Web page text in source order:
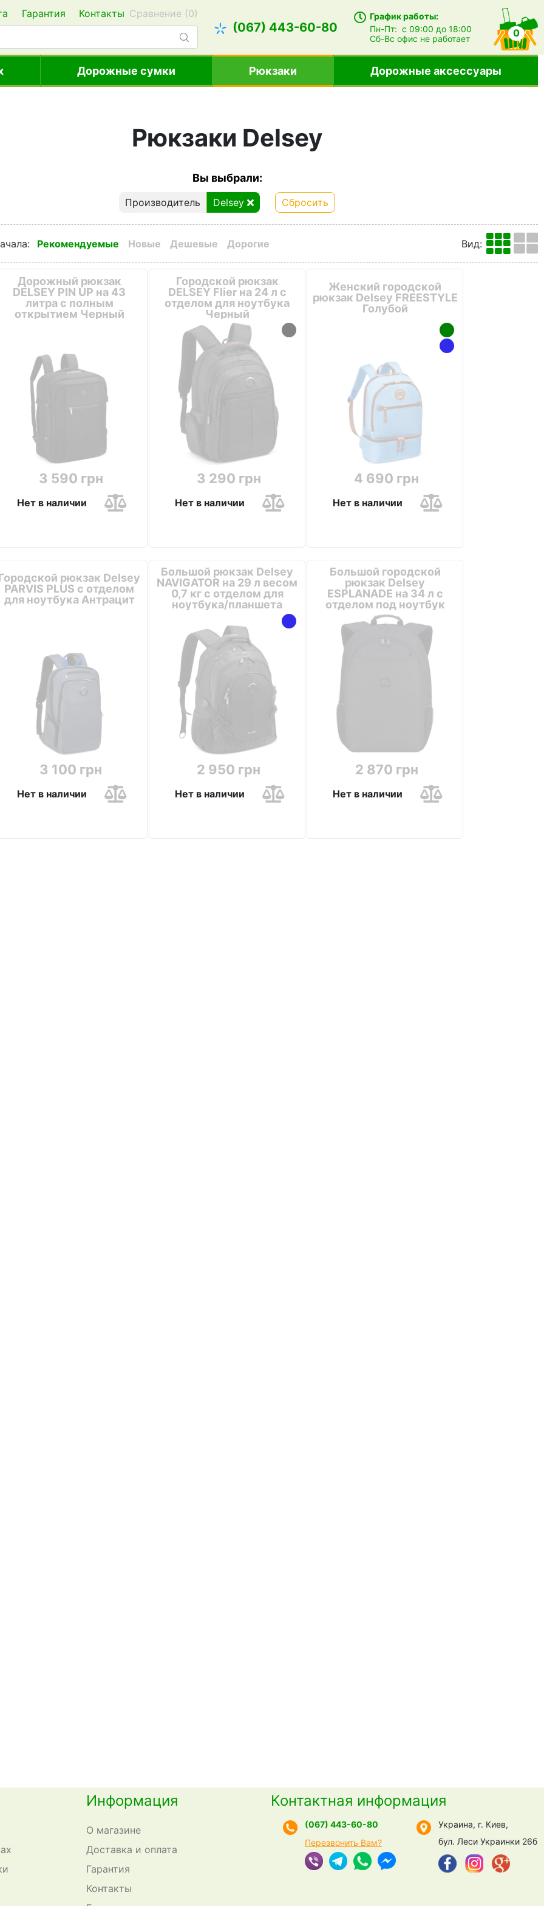
Гарантия Контакты Сравнение (0)
(067) 443-60-80
График работы:
Пн-Пт:с 09:00 до 18:00
Сб-Всофис не работает 0
Дорожные сумки Рюкзаки Дорожные аксессуары
Рюкзаки Delsey
Вы выбрали:
Производитель Delsey Сбросить
: Рекомендуемые Новые Дешевые Дорогие Вид:
Дорожный рюкзак
DELSEY PIN UP на 43
литра с полным
открытием Черный
3 590 грн
Нет в наличии
Городской рюкзак
DELSEY Flier на 24 л с
отделом для ноутбука
Черный
3 290 грн
Нет в наличии
Женский городской
рюкзак Delsey FREESTYLE
Голубой
4 690 грн
Нет в наличии
рюкзак Delsey
PARVIS PLUS с отделом
для ноутбука Антрацит
3 100 грн
Нет в наличии
Большой рюкзак Delsey
NAVIGATOR на 29 л весом
0,7 кг с отделом для
ноутбука/планшета
2 950 грн
Нет в наличии
Большой городской
рюкзак Delsey
ESPLANADE на 34 л с
отделом под ноутбук
Черный
2 870 грн
Нет в наличии
Информация
О магазине
Доставка и оплата
Гарантия
Контакты
Контактная информация
(067) 443-60-80
Перезвонить Вам?
Украина, г. Киев,
бул. Леси Украинки 26б